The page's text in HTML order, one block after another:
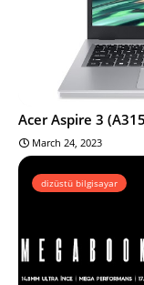
Acer Aspire 3
March 24, 2023
dizüstü bilgisayar